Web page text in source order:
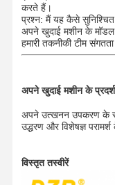
करते हैं।
प्रश्न: मैं यह कैसे
अपने खुदाई मशीन के
हमारी तकनीकी टीम
अपने खुदाई मशीन के
अपने उत्खनन उपकरण के
उद्धरण और विशेषज्ञ
विस्तृत तस्वीरें